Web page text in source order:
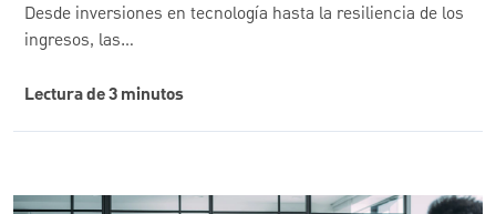
Desde inversiones en tecnología hasta la resiliencia de los
ingresos, las…
Lectura de 3 minutos